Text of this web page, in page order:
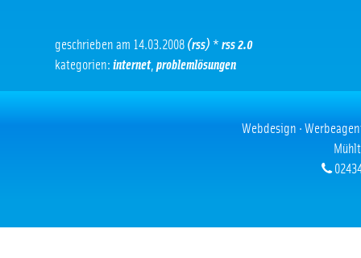
geschrieben am 14.03.2008 (rss) * rss 2.0
kategorien: internet, problemlösungen
Webdesign ·